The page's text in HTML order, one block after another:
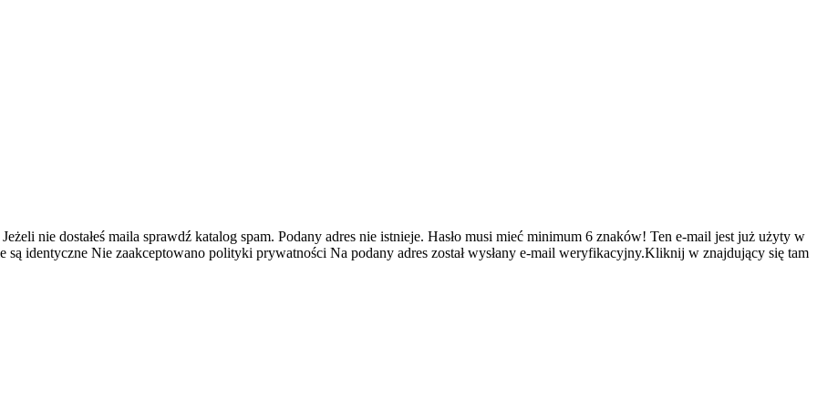
nie dostałeś maila sprawdź katalog spam. Podany adres nie istnieje. Hasło musi mieć minimum 6 znaków! Ten e-mail jest już użyty w
są identyczne Nie zaakceptowano polityki prywatności Na podany adres został wysłany e-mail weryfikacyjny.Kliknij w znajdujący się tam